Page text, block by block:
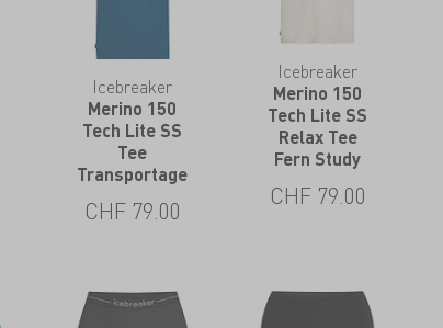
Icebreaker
Merino 150
Tech Lite SS
Tee
Transportage
CHF 79.00
Icebreaker
Merino 150
Tech Lite SS
Relax Tee
Fern Study
CHF 79.00